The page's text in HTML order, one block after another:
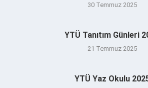
30 Temmuz 2025
YTÜ Tanıtım Günleri
21 Temmuz 2025
YTÜ Yaz Okulu